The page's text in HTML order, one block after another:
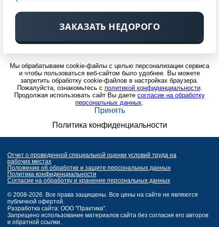
ЗАКАЗАТЬ НЕДОРОГО
Мы обрабатываем cookie-файлы с целью персонализации сервиса
и чтобы пользоваться веб-сайтом было удобнее. Вы можете
запретить обработку cookie-файлов в настройках браузера.
Пожалуйста, ознакомьтесь с политикой конфиденциальности.
Продолжая использовать сайт Вы даете согласие на обработку
персональных данных.
Принять
Политика конфиденциальности
Отчет о проведенной специальной оценки условий труда на
рабочих местах
Положение об обработке и защите персональных данных
Политика конфиденциальности
Согласие на обработку и хранение персональных данных
© 2008-2026. Все права защищены. Все цены на сайте не являются
публичной офертой.
Разработка сайта: ООО "Практика".
Запрещено использование материалов сайта без согласия его авторов
и обратной ссылки.